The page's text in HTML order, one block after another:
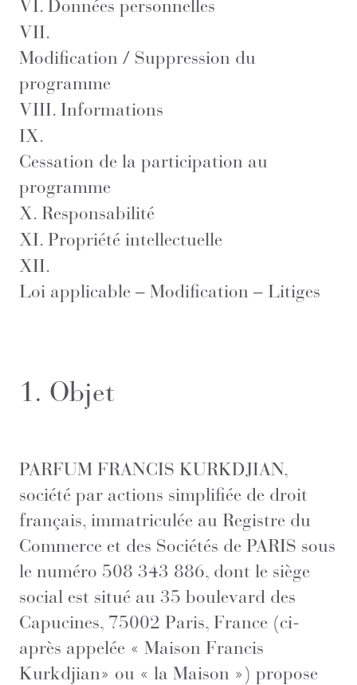
VI. Données personnelles
VII.
Modification / Suppression du
programme
VIII. Informations
IX.
Cessation de la participation au
programme
X. Responsabilité
XI. Propriété intellectuelle
XII.
Loi applicable – Modification – Litiges
1. Objet
PARFUM FRANCIS KURKDJIAN,
société par actions simplifiée de droit
français, immatriculée au Registre du
Commerce et des Sociétés de PARIS sous
le numéro 508 343 886, dont le siège
social est situé au 35 boulevard des
Capucines, 75002 Paris, France (ci-
après appelée « Maison Francis
Kurkdjian» ou « la Maison ») propose